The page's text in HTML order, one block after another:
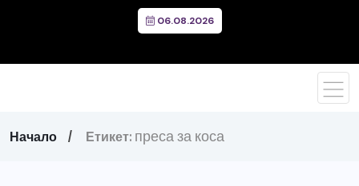
06.08.2026
Начало Етикет: преса за коса